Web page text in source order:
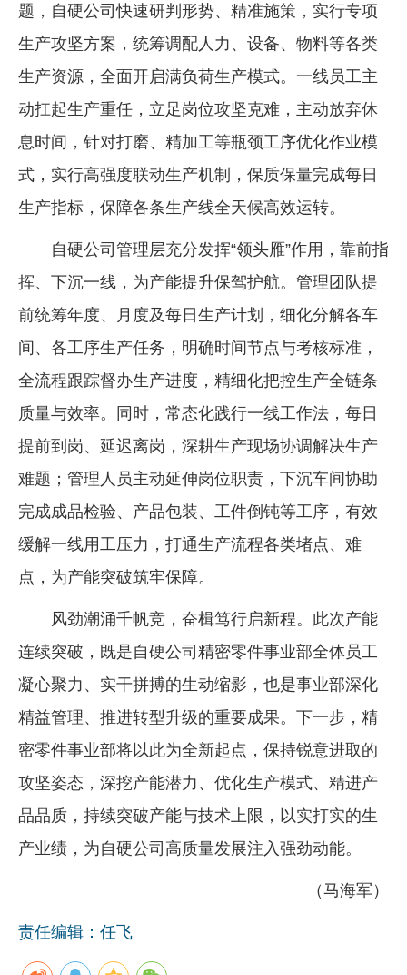
题，自硬公司快速研判形势、精准施策，实行专项
生产攻坚方案，统筹调配人力、设备、物料等各类
生产资源，全面开启满负荷生产模式。一线员工主
动扛起生产重任，立足岗位攻坚克难，主动放弃休
息时间，针对打磨、精加工等瓶颈工序优化作业模
式，实行高强度联动生产机制，保质保量完成每日
生产指标，保障各条生产线全天候高效运转。
自硬公司管理层充分发挥“领头雁”作用，靠前指
挥、下沉一线，为产能提升保驾护航。管理团队提
前统筹年度、月度及每日生产计划，细化分解各车
间、各工序生产任务，明确时间节点与考核标准，
全流程跟踪督办生产进度，精细化把控生产全链条
质量与效率。同时，常态化践行一线工作法，每日
提前到岗、延迟离岗，深耕生产现场协调解决生产
难题；管理人员主动延伸岗位职责，下沉车间协助
完成成品检验、产品包装、工件倒钝等工序，有效
缓解一线用工压力，打通生产流程各类堵点、难
点，为产能突破筑牢保障。
风劲潮涌千帆竞，奋楫笃行启新程。此次产能
连续突破，既是自硬公司精密零件事业部全体员工
凝心聚力、实干拼搏的生动缩影，也是事业部深化
精益管理、推进转型升级的重要成果。下一步，精
密零件事业部将以此为全新起点，保持锐意进取的
攻坚姿态，深挖产能潜力、优化生产模式、精进产
品品质，持续突破产能与技术上限，以实打实的生
产业绩，为自硬公司高质量发展注入强劲动能。
（马海军）
责任编辑：任飞